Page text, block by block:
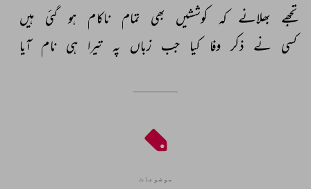
تجھے بھلانے کہ کوششیں بھی تمام ناکام ہو گئی ہیں
کسی نے ذکر وفا کیا جب زباں پہ تیرا ہی نام آیا
موضوعات